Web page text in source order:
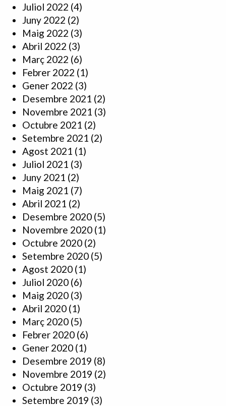
Juliol 2022 (4)
Juny 2022 (2)
Maig 2022 (3)
Abril 2022 (3)
Març 2022 (6)
Febrer 2022 (1)
Gener 2022 (3)
Desembre 2021 (2)
Novembre 2021 (3)
Octubre 2021 (2)
Setembre 2021 (2)
Agost 2021 (1)
Juliol 2021 (3)
Juny 2021 (2)
Maig 2021 (7)
Abril 2021 (2)
Desembre 2020 (5)
Novembre 2020 (1)
Octubre 2020 (2)
Setembre 2020 (5)
Agost 2020 (1)
Juliol 2020 (6)
Maig 2020 (3)
Abril 2020 (1)
Març 2020 (5)
Febrer 2020 (6)
Gener 2020 (1)
Desembre 2019 (8)
Novembre 2019 (2)
Octubre 2019 (3)
Setembre 2019 (3)